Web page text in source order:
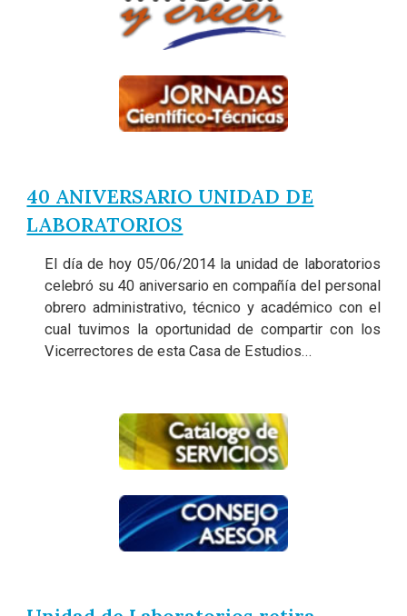
40 ANIVERSARIO UNIDAD DE
LABORATORIOS
El día de hoy 05/06/2014 la unidad de laboratorios
celebró su 40 aniversario en compañía del personal
obrero administrativo, técnico y académico con el
cual tuvimos la oportunidad de compartir con los
Vicerrectores de esta Casa de Estudios...